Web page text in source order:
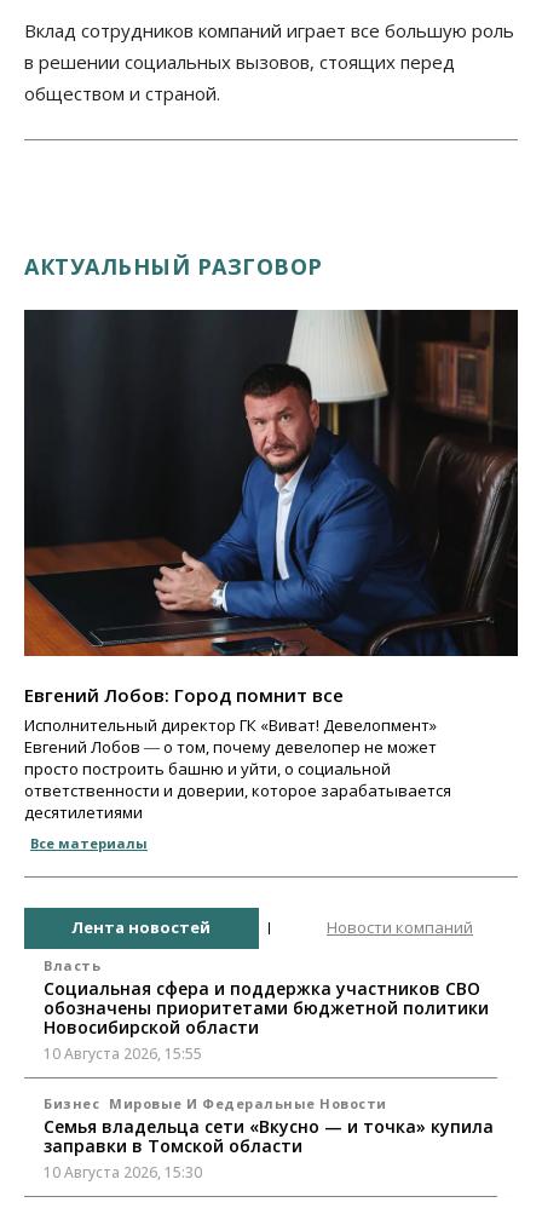
Вклад сотрудников компаний играет все большую роль
в решении социальных вызовов, стоящих перед
обществом и страной.
АКТУАЛЬНЫЙ РАЗГОВОР
Евгений Лобов: Город помнит все
Исполнительный директор ГК «Виват! Девелопмент»
Евгений Лобов ― о том, почему девелопер не может
просто построить башню и уйти, о социальной
ответственности и доверии, которое зарабатывается
десятилетиями
Все материалы
Лента новостей Новости компаний
Власть
Социальная сфера и поддержка участников СВО
обозначены приоритетами бюджетной политики
Новосибирской области
10 Августа 2026, 15:55
Бизнес Мировые И Федеральные Новости
Семья владельца сети «Вкусно — и точка» купила
заправки в Томской области
10 Августа 2026, 15:30